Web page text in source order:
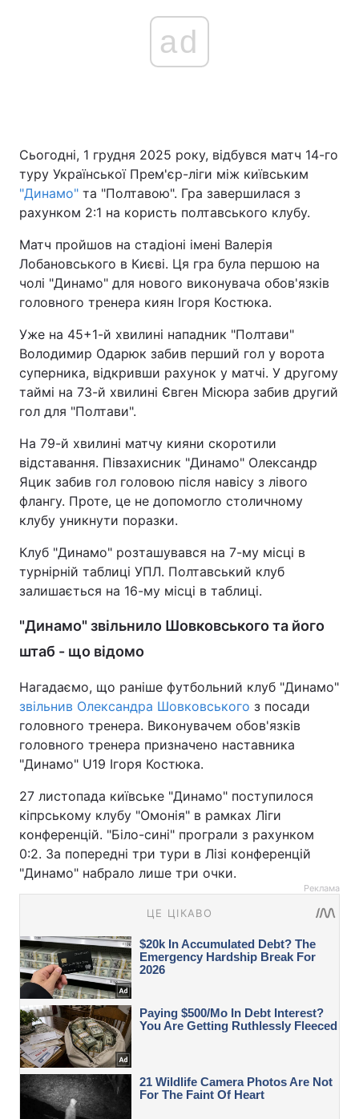
ad
Сьогодні, 1 грудня 2025 року, відбувся матч 14-го
туру Української Прем'єр-ліги між київським
"Динамо" та "Полтавою". Гра завершилася з
рахунком 2:1 на користь полтавського клубу.
Матч пройшов на стадіоні імені Валерія
Лобановського в Києві. Ця гра була першою на
чолі "Динамо" для нового виконувача обов'язків
головного тренера киян Ігоря Костюка.
Уже на 45+1-й хвилині нападник "Полтави"
Володимир Одарюк забив перший гол у ворота
суперника, відкривши рахунок у матчі. У другому
таймі на 73-й хвилині Євген Місюра забив другий
гол для "Полтави".
На 79-й хвилині матчу кияни скоротили
відставання. Півзахисник "Динамо" Олександр
Яцик забив гол головою після навісу з лівого
флангу. Проте, це не допомогло столичному
клубу уникнути поразки.
Клуб "Динамо" розташувався на 7-му місці в
турнірній таблиці УПЛ. Полтавський клуб
залишається на 16-му місці в таблиці.
"Динамо" звільнило Шовковського та його
штаб - що відомо
Нагадаємо, що раніше футбольний клуб "Динамо"
звільнив Олександра Шовковського з посади
головного тренера. Виконувачем обов'язків
головного тренера призначено наставника
"Динамо" U19 Ігоря Костюка.
27 листопада київське "Динамо" поступилося
кіпрському клубу "Омонія" в рамках Ліги
конференцій. "Біло-сині" програли з рахунком
0:2. За попередні три тури в Лізі конференцій
"Динамо" набрало лише три очки.
Реклама